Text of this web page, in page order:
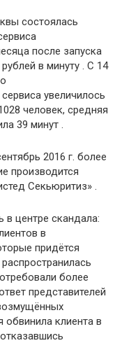
состоялась
после запуска
в минуту . С 14
увеличилось
человек, средняя
39 минут .
2016 г. более
производится
Секьюритиз» .
в центре скандала:
в
придётся
более
представителей
обвинила клиента в